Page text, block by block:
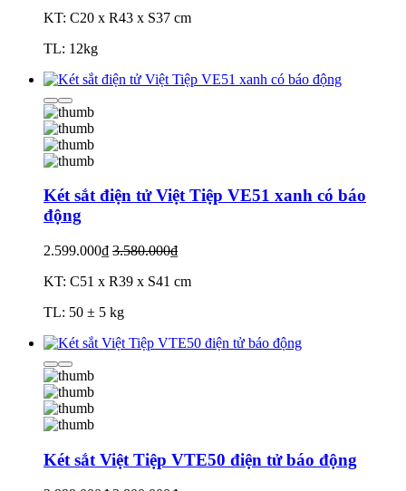
KT: C20 x R43 x S37 cm
TL: 12kg
Két sắt điện tử Việt Tiệp VE51 xanh có báo
động
2.599.000₫ 3.580.000₫
KT: C51 x R39 x S41 cm
TL: 50 ± 5 kg
Két sắt Việt Tiệp VTE50 điện tử báo động